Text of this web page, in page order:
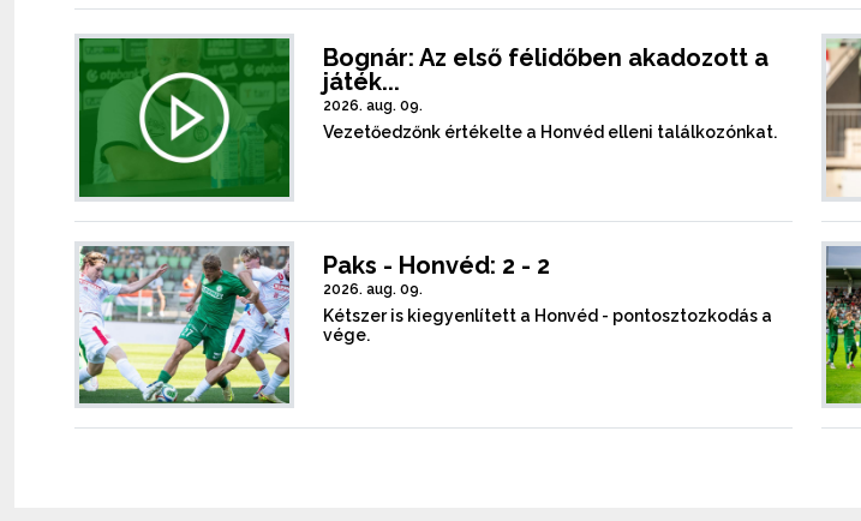
Bognár: Az első félidőben akadozott a
játék...
2026. aug. 09.
Vezetőedzőnk értékelte a Honvéd elleni találkozónkat.
Paks - Honvéd: 2 - 2
2026. aug. 09.
Kétszer is kiegyenlített a Honvéd - pontosztozkodás a
vége.